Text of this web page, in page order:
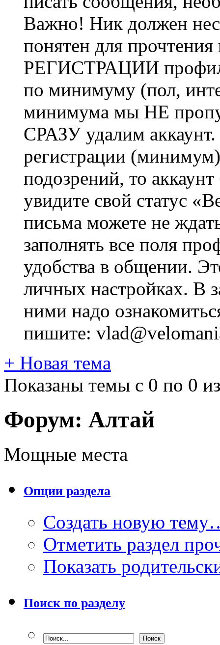
Важно! Ник должен
понятен для
РЕГИСТРАЦИИ профиль
по минимуму (пол,
минимума мы НЕ
СРАЗУ удалим
регистрации
подозрений, то
увидите свой статус
письма можете не
заполнять все поля
удобства в общении.
личных настройках. В
ними надо
пишите:
+ Новая тема
Показаны темы с 0 по 0
Форум: Алтай
Мощные места
Опции раздела
Создать новую
Отметить раздел
Показать
Поиск по разделу